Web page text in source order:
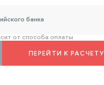
банка
от способа оплаты
ПЕРЕЙТИ К РАСЧЕТУ